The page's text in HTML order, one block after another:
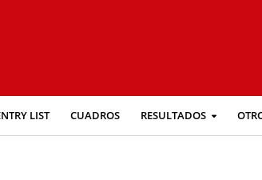
LIST CUADROS RESULTADOS